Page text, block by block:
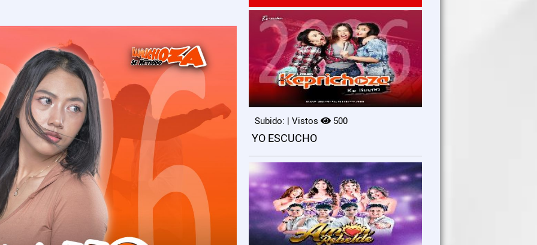
Subido: | Vistos 500
YO ESCUCHO